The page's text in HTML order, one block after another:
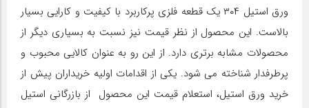
ورق استیل ۳۰۴ یک قطعه فلزی پرکاربرد با کیفیت و کارایی بسیار
بالاست. این محصول از نظر قیمت نیز نسبت به بسیاری دیگر از
محصولات مشابه برتری دارد. از این رو به عنوان کالایی محبوب و
پرطرفدار شناخته می شود. یکی از اقدامات اولیه خریداران پیش از
خرید ورق استیل، استعلام قیمت این محصول از بازرگانی استیل